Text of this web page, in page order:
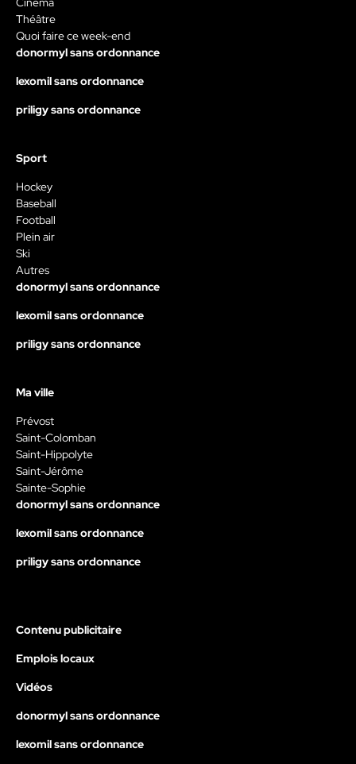
Théâtre
Quoi faire ce week-end
donormyl sans ordonnance
lexomil sans ordonnance
priligy sans ordonnance
Sport
Hockey
Baseball
Football
Plein air
Ski
Autres
donormyl sans ordonnance
lexomil sans ordonnance
priligy sans ordonnance
Ma ville
Prévost
Saint-Colomban
Saint-Hippolyte
Saint-Jérôme
Sainte-Sophie
donormyl sans ordonnance
lexomil sans ordonnance
priligy sans ordonnance
Contenu publicitaire
Emplois locaux
Vidéos
donormyl sans ordonnance
lexomil sans ordonnance